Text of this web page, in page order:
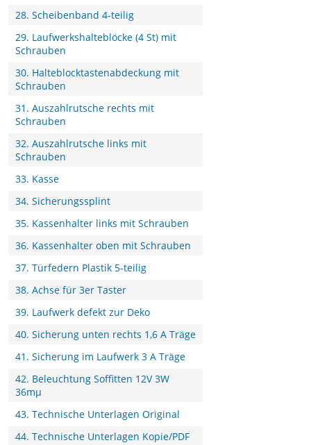
28. Scheibenband 4-teilig
29. Laufwerkshalteblöcke (4 St) mit
Schrauben
30. Halteblocktastenabdeckung mit
Schrauben
31. Auszahlrutsche rechts mit
Schrauben
32. Auszahlrutsche links mit
Schrauben
33. Kasse
34. Sicherungssplint
35. Kassenhalter links mit Schrauben
36. Kassenhalter oben mit Schrauben
37. Türfedern Plastik 5-teilig
38. Achse für 3er Taster
39. Laufwerk defekt zur Deko
40. Sicherung unten rechts 1,6 A Träge
41. Sicherung im Laufwerk 3 A Träge
42. Beleuchtung Soffitten 12V 3W
36mµ
43. Technische Unterlagen Original
44. Technische Unterlagen Kopie/PDF